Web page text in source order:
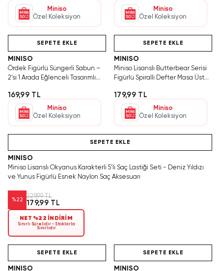
Miniso
Özel Koleksiyon
Miniso
Özel Koleksiyon
SEPETE EKLE
MINISO
Ördek Figürlü Süngerli Sabun –
2’si 1 Arada Eğlenceli Tasarımlı
169,99 TL
Miniso
Özel Koleksiyon
SEPETE EKLE
MINISO
Miniso Lisanslı Butterbear Serisi
Figürlü Spiralli Defter Masa Üstü
179,99 TL
Miniso
Özel Koleksiyon
SEPETE EKLE
MINISO
Miniso Lisanslı Okyanus Karakterli 5'li Saç Lastiği Seti - Deniz Yıldızı
ve Yunus Figürlü Esnek Naylon Saç Aksesuarı
%22
229,99 TL
179,99 TL
NET %22 İNDİRİM
Sınırlı Sürelidir • Stoklarla
Sınırlıdır
SEPETE EKLE
MINISO
SEPETE EKLE
MINISO